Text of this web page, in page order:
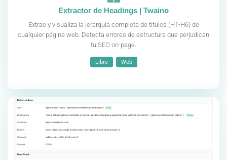
Extractor de Headings | Twaino
Extrae y visualiza la jerarquía completa de títulos (H1-H6) de
cualquier página web. Detecta errores de estructura que perjudican
tu SEO on-page.
Libre Web